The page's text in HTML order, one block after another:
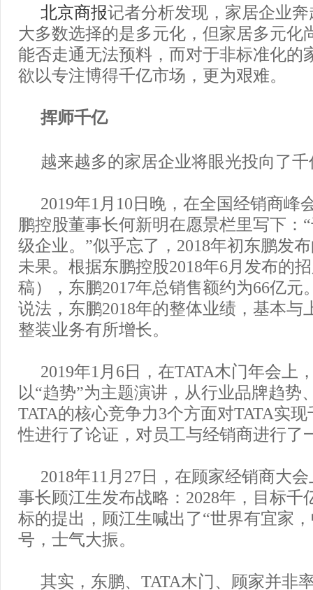
北京商报记者分析发现，家居企业
大多数选择的是多元化，但家居多元化
能否走通无法预料，而对于非标准化的
欲以专注博得千亿市场，更为艰难。
挥师千亿
越来越多的家居企业将眼光投向了千
2019年1月10日晚，在全国经销商峰
鹏控股董事长何新明在愿景栏里写下：
级企业。”似乎忘了，2018年初东鹏发
未果。根据东鹏控股2018年6月发布的
稿），东鹏2017年总销售额约为66亿元
说法，东鹏2018年的整体业绩，基本与
整装业务有所增长。
2019年1月6日，在TATA木门年会上
以“趋势”为主题演讲，从行业品牌趋势
TATA的核心竞争力3个方面对TATA实
性进行了论证，对员工与经销商进行了
2018年11月27日，在顾家经销商大
事长顾江生发布战略：2028年，目标千
标的提出，顾江生喊出了“世界有宜家
号，士气大振。
其实，东鹏、TATA木门、顾家并非